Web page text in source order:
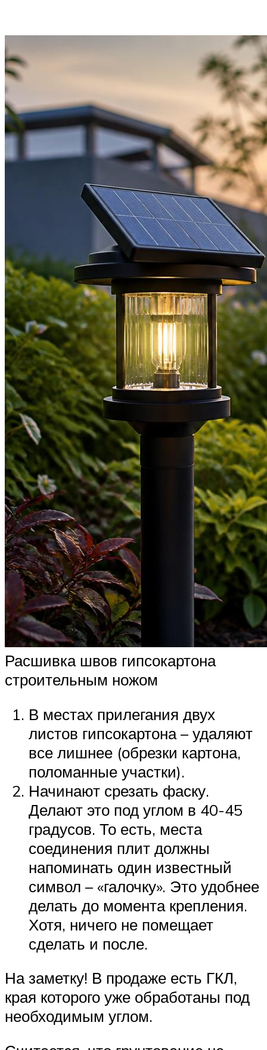
Расшивка швов гипсокартона
строительным ножом
В местах прилегания двух
листов гипсокартона – удаляют
все лишнее (обрезки картона,
поломанные участки).
Начинают срезать фаску.
Делают это под углом в 40-45
градусов. То есть, места
соединения плит должны
напоминать один известный
символ – «галочку». Это удобнее
делать до момента крепления.
Хотя, ничего не помещает
сделать и после.
На заметку! В продаже есть ГКЛ,
края которого уже обработаны под
необходимым углом.